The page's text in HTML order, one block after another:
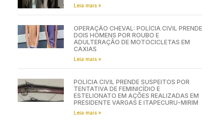
Leia mais »
OPERAÇÃO CHEVAL: POLÍCIA CIVIL PRENDE
DOIS HOMENS POR ROUBO E
ADULTERAÇÃO DE MOTOCICLETAS EM
CAXIAS
Leia mais »
POLÍCIA CIVIL PRENDE SUSPEITOS POR
TENTATIVA DE FEMINICÍDIO E
ESTELIONATO EM AÇÕES REALIZADAS EM
PRESIDENTE VARGAS E ITAPECURU-MIRIM
Leia mais »